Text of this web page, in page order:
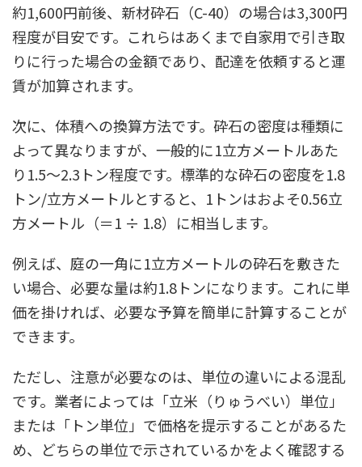
約1,600円前後、新材砕石（C-40）の場合は3,300円
程度が目安です。これらはあくまで自家用で引き取
りに行った場合の金額であり、配達を依頼すると運
賃が加算されます。
次に、体積への換算方法です。砕石の密度は種類に
よって異なりますが、一般的に1立方メートルあた
り1.5～2.3トン程度です。標準的な砕石の密度を1.8
トン/立方メートルとすると、1トンはおよそ0.56立
方メートル（＝1 ÷ 1.8）に相当します。
例えば、庭の一角に1立方メートルの砕石を敷きた
い場合、必要な量は約1.8トンになります。これに単
価を掛ければ、必要な予算を簡単に計算することが
できます。
ただし、注意が必要なのは、単位の違いによる混乱
です。業者によっては「立米（りゅうべい）単位」
または「トン単位」で価格を提示することがあるた
め、どちらの単位で示されているかをよく確認する